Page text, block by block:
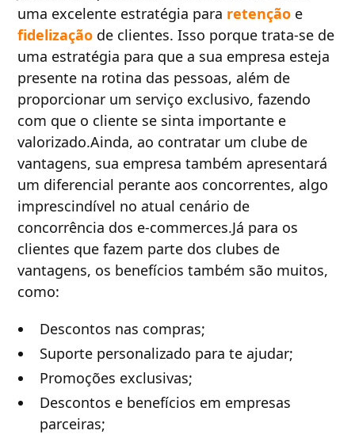
uma excelente estratégia para retenção e
fidelização de clientes. Isso porque trata-se de
uma estratégia para que a sua empresa esteja
presente na rotina das pessoas, além de
proporcionar um serviço exclusivo, fazendo
com que o cliente se sinta importante e
valorizado.Ainda, ao contratar um clube de
vantagens, sua empresa também apresentará
um diferencial perante aos concorrentes, algo
imprescindível no atual cenário de
concorrência dos e-commerces.Já para os
clientes que fazem parte dos clubes de
vantagens, os benefícios também são muitos,
como:
Descontos nas compras;
Suporte personalizado para te ajudar;
Promoções exclusivas;
Descontos e benefícios em empresas
parceiras;